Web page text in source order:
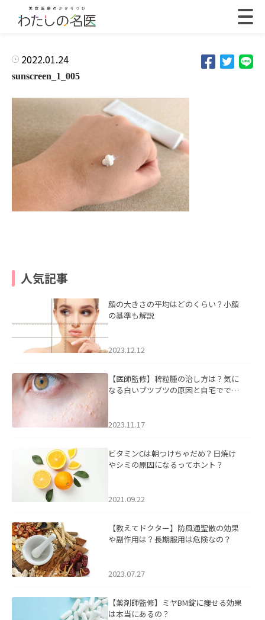
2022.01.24
sunscreen_1_005
人気記事
顔の大きさの平均はどのくらい？小顔
の基準も解説
2023.12.12
【医師監修】稗粒腫の治し方は？気に
なる白いブツブツの原因と自宅ででき
2023.11.17
ビタミンCは朝つけちゃだめ？日焼け
やシミの原因になるってホント？
2021.09.22
【教えてドクター】防風通聖散の効果
や副作用は？長期服用は危険なの？
2023.07.27
【薬剤師監修】ミヤBM錠に痩せる効果
は本当にあるの？